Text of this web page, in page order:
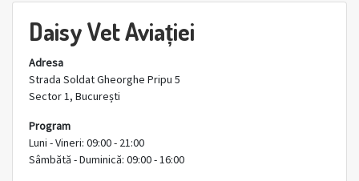
Daisy Vet Aviației
Adresa
Strada Soldat Gheorghe Pripu 5
Sector 1, București
Program
Luni - Vineri: 09:00 - 21:00
Sâmbătă - Duminică: 09:00 - 16:00